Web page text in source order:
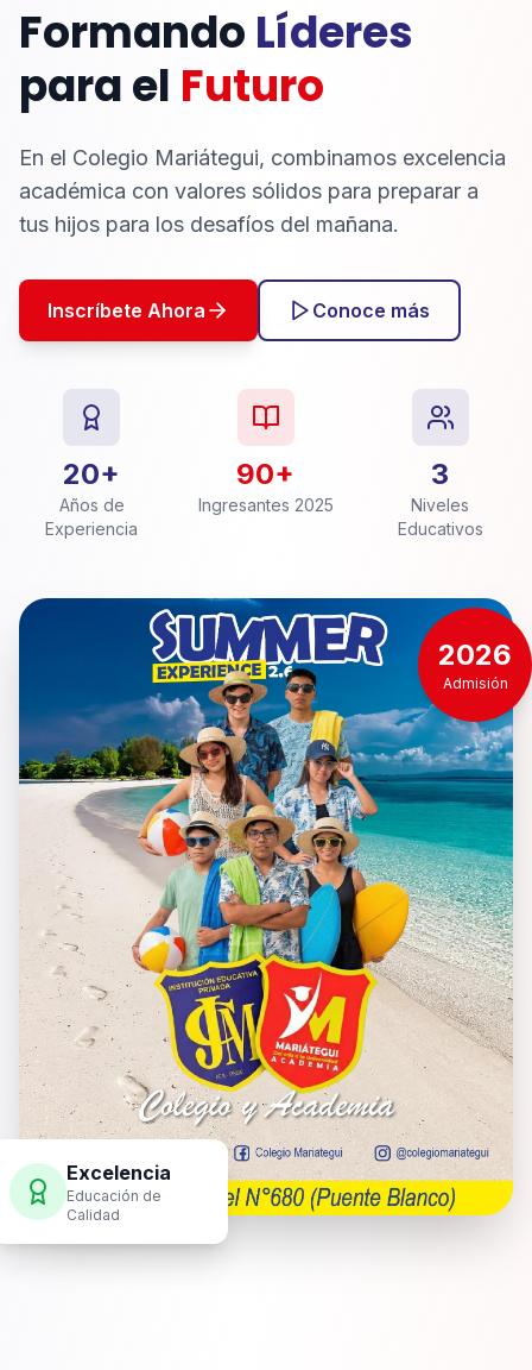
Formando Líderes
para el Futuro
En el Colegio Mariátegui, combinamos excelencia
académica con valores sólidos para preparar a
tus hijos para los desafíos del mañana.
Inscríbete Ahora Conoce más
20+
Años de
Experiencia
90+
Ingresantes 2025
3
Niveles
Educativos
Excelencia
Educación de
Calidad
2026
Admisión